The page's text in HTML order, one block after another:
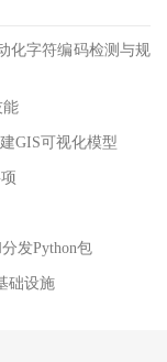
化字符编码检测与规
能
GIS可视化模型
发Python包
础设施